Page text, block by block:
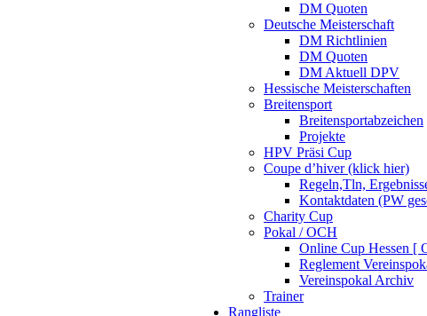
DM Quoten
Deutsche Meisterschaft
DM Richtlinien
DM Quoten
DM Aktuell DPV
Hessische Meisterschaften
Breitensport
Breitensportabzeichen
Projekte
HPV Präsi Cup
Coupe d’hiver (klick hier)
Regeln,Tln,
Kontaktdaten (PW
Charity Cup
Pokal / OCH
Online Cup Hessen [
Reglement
Vereinspokal Archiv
Trainer
Rangliste